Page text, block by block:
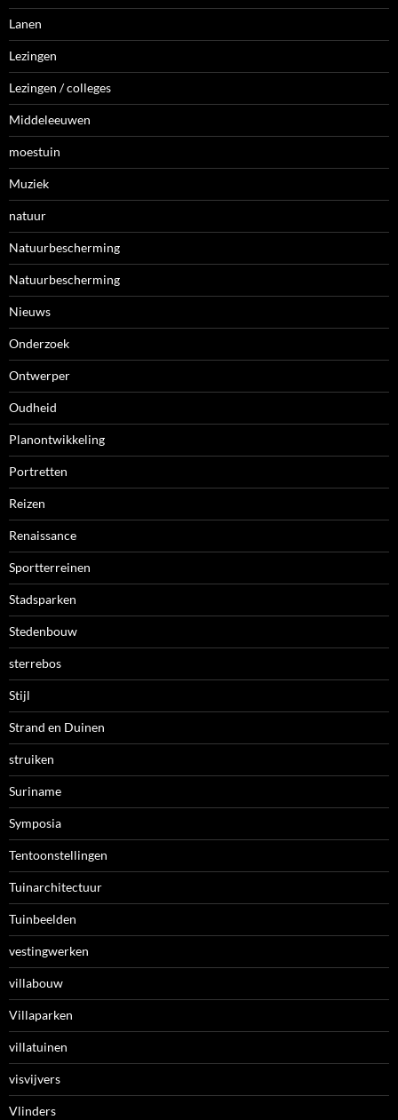
Lanen
Lezingen
Lezingen / colleges
Middeleeuwen
moestuin
Muziek
natuur
Natuurbescherming
Natuurbescherming
Nieuws
Onderzoek
Ontwerper
Oudheid
Planontwikkeling
Portretten
Reizen
Renaissance
Sportterreinen
Stadsparken
Stedenbouw
sterrebos
Stijl
Strand en Duinen
struiken
Suriname
Symposia
Tentoonstellingen
Tuinarchitectuur
Tuinbeelden
vestingwerken
villabouw
Villaparken
villatuinen
visvijvers
Vlinders